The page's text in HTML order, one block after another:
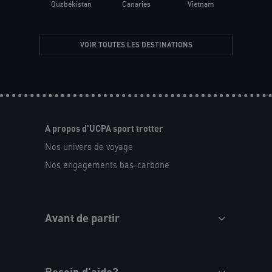
Ouzbékistan Canaries Vietnam
VOIR TOUTES LES DESTINATIONS
A propos d'UCPA sport trotter
Nos univers de voyage
Nos engagements bas-carbone
Avant de partir